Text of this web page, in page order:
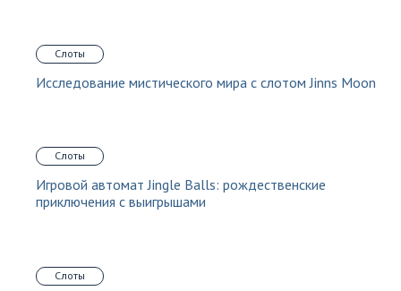
Слоты
Исследование мистического мира с слотом Jinns Moon
Слоты
Игровой автомат Jingle Balls: рождественские
приключения с выигрышами
Слоты